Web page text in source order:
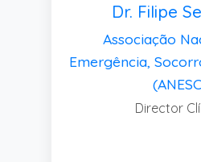
Dr. Filipe
Associação
Emergência,
Director